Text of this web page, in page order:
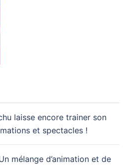
laisse encore trainer son
et spectacles !
mélange d’animation et de